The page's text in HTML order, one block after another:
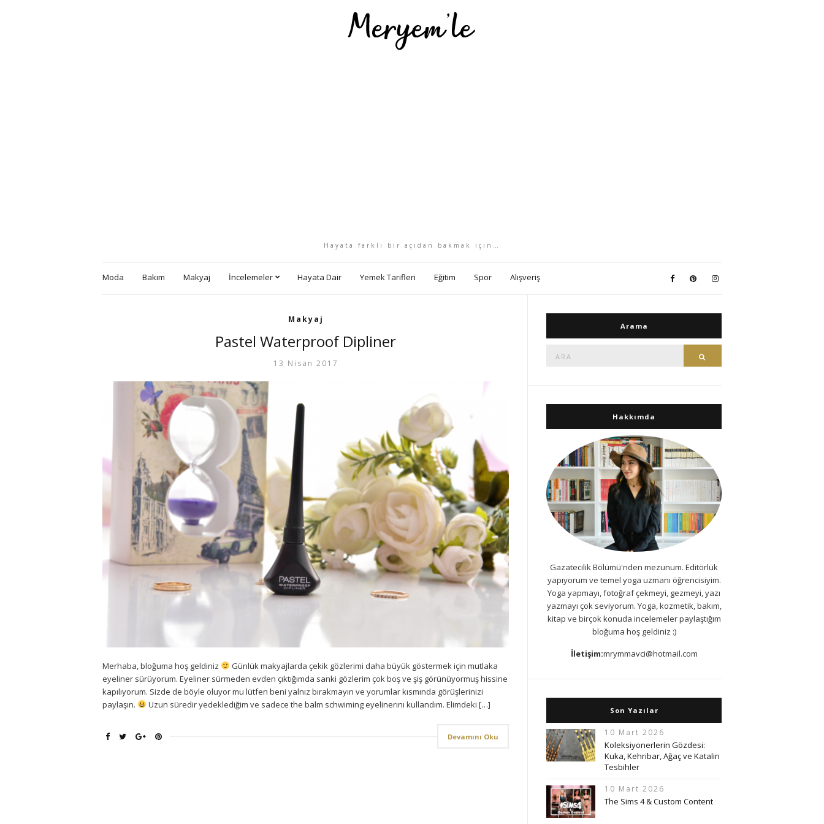
Hayata farklı bir açıdan bakmak için…
Moda Bakım Makyaj İncelemeler Hayata Dair Yemek Tarifleri Eğitim Spor Alışveriş
Makyaj
Pastel Waterproof Dipliner
13 Nisan 2017
Merhaba, bloğuma hoş geldiniz
Günlük makyajlarda çekik gözlerimi daha büyük göstermek için mutlaka
eyeliner sürüyorum. Eyeliner sürmeden evden çıktığımda sanki gözlerim çok boş ve şiş görünüyormuş hissine
kapılıyorum. Sizde de böyle oluyor mu lütfen beni yalnız bırakmayın ve yorumlar kısmında görüşlerinizi
paylaşın.
Uzun süredir yedeklediğim ve sadece the balm schwiming eyelinerını kullandım. Elimdeki […]
Devamını Oku
Arama
Hakkımda
Gazatecilik Bölümü'nden mezunum. Editörlük
yapıyorum ve temel yoga uzmanı öğrencisiyim.
Yoga yapmayı, fotoğraf çekmeyi, gezmeyi, yazı
yazmayı çok seviyorum. Yoga, kozmetik, bakım,
kitap ve birçok konuda incelemeler paylaştığım
bloğuma hoş geldiniz :)
İletişim:mrymmavci@hotmail.com
Son Yazılar
10 Mart 2026
Koleksiyonerlerin Gözdesi:
Kuka, Kehribar, Ağaç ve Katalin
Tesbihler
10 Mart 2026
The Sims 4 & Custom Content